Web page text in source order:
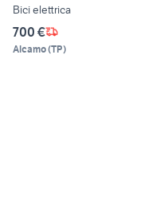
Bici elettrica
700 €
Alcamo(TP)